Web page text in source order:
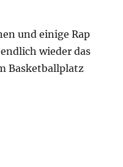
und einige Rap
wieder das
Basketballplatz